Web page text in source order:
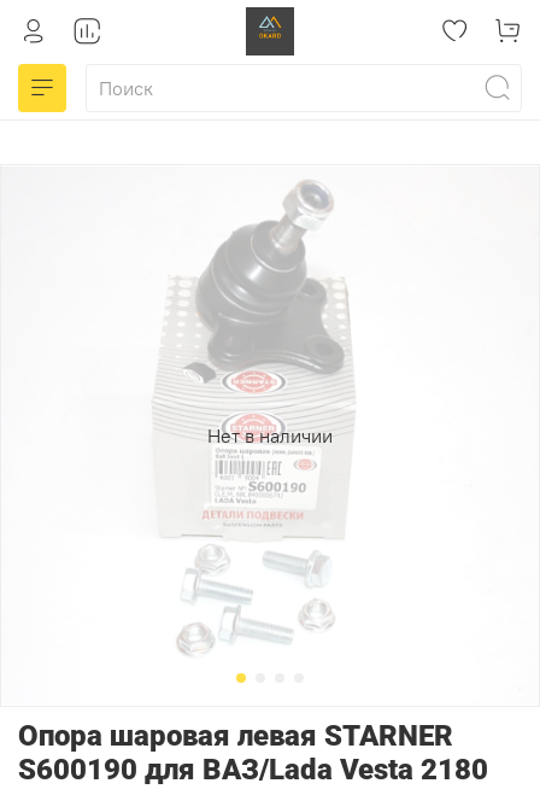
Нет в наличии
Опора шаровая левая STARNER
S600190 для ВАЗ/Lada Vesta 2180